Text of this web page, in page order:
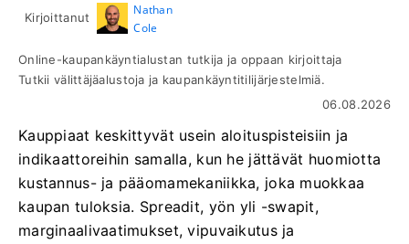
Kirjoittanut
Nathan
Cole
Online-kaupankäyntialustan tutkija ja oppaan kirjoittaja
Tutkii välittäjäalustoja ja kaupankäyntitilijärjestelmiä.
06.08.2026
Kauppiaat keskittyvät usein aloituspisteisiin ja
indikaattoreihin samalla, kun he jättävät huomiotta
kustannus- ja pääomamekaniikka, joka muokkaa
kaupan tuloksia. Spreadit, yön yli -swapit,
marginaalivaatimukset, vipuvaikutus ja